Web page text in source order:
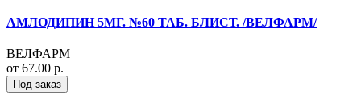
АМЛОДИПИН 5МГ. №60 ТАБ. БЛИСТ. /ВЕЛФАРМ/
ВЕЛФАРМ
от 67.00 р.
Под заказ